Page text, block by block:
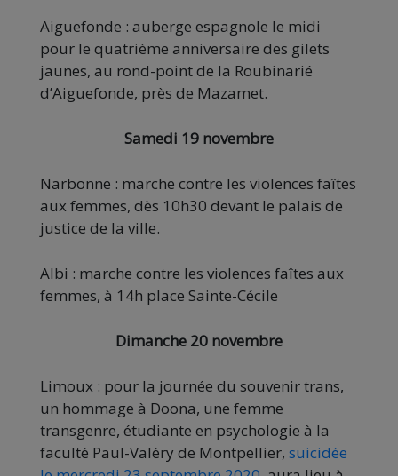
Aiguefonde : auberge espagnole le midi
pour le quatrième anniversaire des gilets
jaunes, au rond-point de la Roubinarié
d’Aiguefonde, près de Mazamet.
Samedi 19 novembre
Narbonne : marche contre les violences faîtes
aux femmes, dès 10h30 devant le palais de
justice de la ville.
Albi : marche contre les violences faîtes aux
femmes, à 14h place Sainte-Cécile
Dimanche 20 novembre
Limoux : pour la journée du souvenir trans,
un hommage à Doona, une femme
transgenre, étudiante en psychologie à la
faculté Paul-Valéry de Montpellier, suicidée